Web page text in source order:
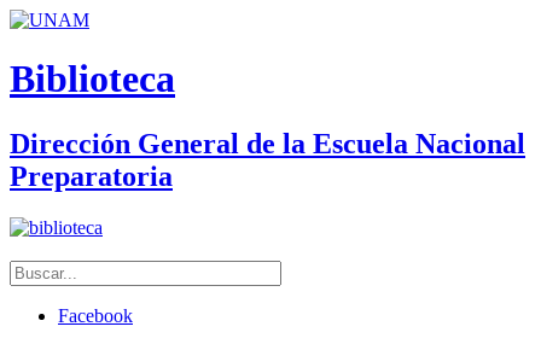
Biblioteca
Dirección General de la Escuela Nacional
Preparatoria
Facebook